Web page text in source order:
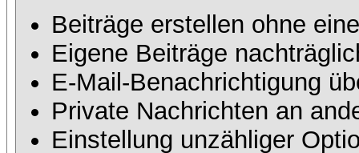
Beiträge erstellen ohne
Eigene Beiträge
E-Mail-Benachrichtigung
Private Nachrichten an
Einstellung unzähliger